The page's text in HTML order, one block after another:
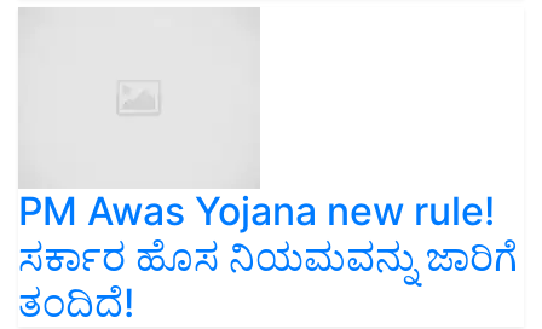
PM Awas Yojana new rule!
ಸರ್ಕಾರ ಹೊಸ ನಿಯಮವನ್ನು ಜಾರಿಗೆ
ತಂದಿದೆ!